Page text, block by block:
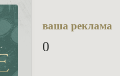
ваша реклама
0